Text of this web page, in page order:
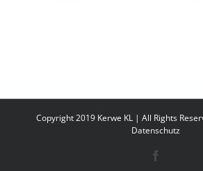
Copyright 2019 Kerwe KL | All Rights
Datenschutz